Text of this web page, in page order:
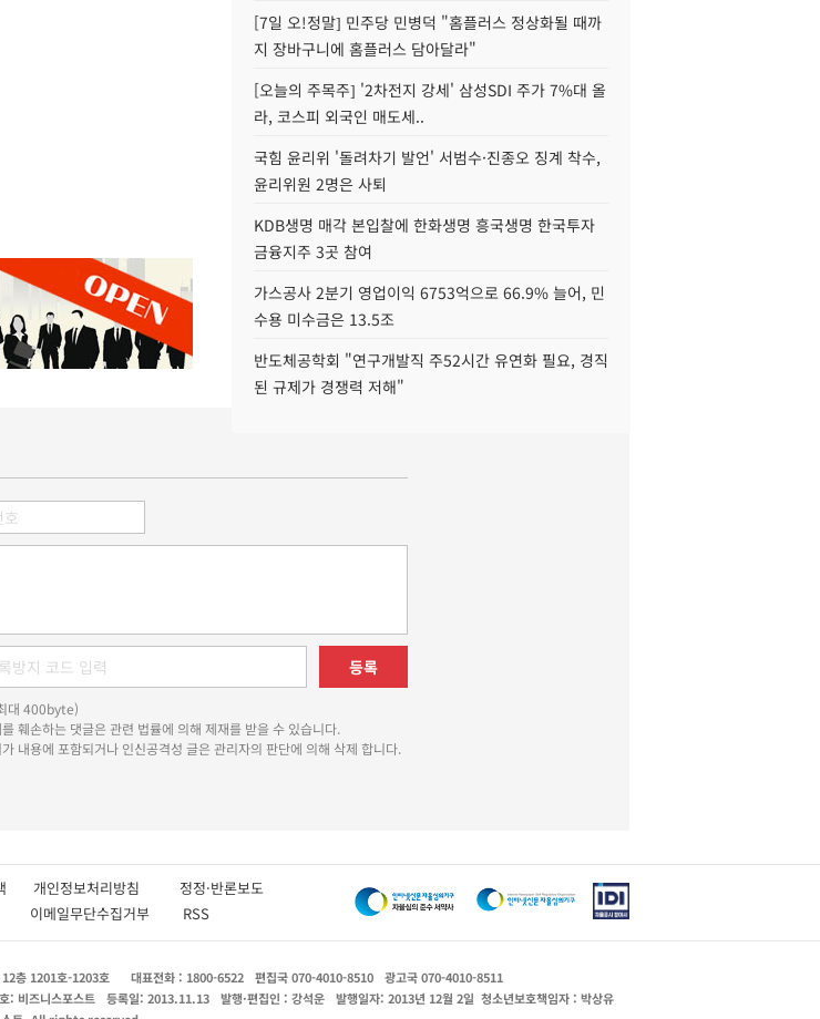
[7일 오!정말] 민주당 민병덕 "홈플러스 정상화될 때까
지 장바구니에 홈플러스 담아달라"
[오늘의 주목주] '2차전지 강세' 삼성SDI 주가 7%대 올
라, 코스피 외국인 매도세..
국힘 윤리위 '돌려차기 발언' 서범수·진종오 징계 착수,
윤리위원 2명은 사퇴
KDB생명 매각 본입찰에 한화생명 흥국생명 한국투자
금융지주 3곳 참여
가스공사 2분기 영업이익 6753억으로 66.9% 늘어, 민
수용 미수금은 13.5조
반도체공학회 "연구개발직 주52시간 유연화 필요, 경직
된 규제가 경쟁력 저해"
등록
대 400byte)
훼손하는 댓글은 관련 법률에 의해 제재를 받을 수 있습니다.
내용에 포함되거나 인신공격성 글은 관리자의 판단에 의해 삭제 합니다.
책 개인정보처리방침 정정·반론보도
이메일무단수집거부 RSS
12층 1201호-1203호 대표전화 : 1800-6522 편집국 070-4010-8510
광고국 070-4010-8511
: 비즈니스포스트 등록일: 2013.11.13 발행·편집인 : 강석운 발행일자: 2013년 12월 2일 청소년보호책임자 : 박상유